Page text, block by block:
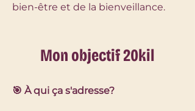
bien-être et de la bienveillance.
Mon objectif 20kil
🎯 À qui ça s'adresse?